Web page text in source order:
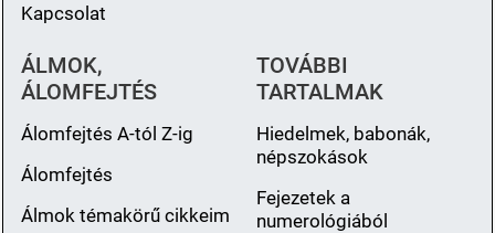
Kapcsolat
ÁLMOK,
ÁLOMFEJTÉS
Álomfejtés A-tól Z-ig
Álomfejtés
Álmok témakörű cikkeim
TOVÁBBI
TARTALMAK
Hiedelmek, babonák,
népszokások
Fejezetek a
numerológiából